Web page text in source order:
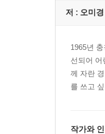
저 : 오미경
1965년
선되어 어
께 자란
를 쓰고
작가와